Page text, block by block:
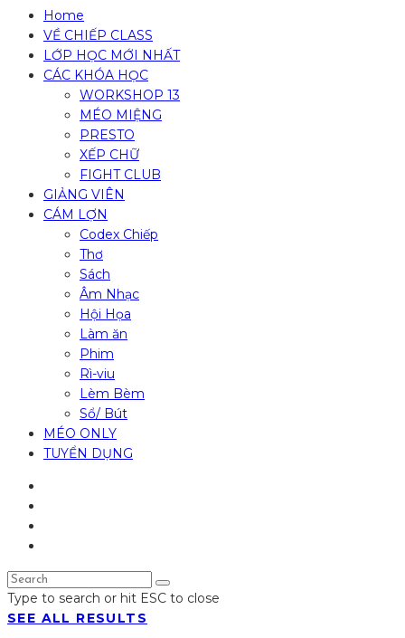
Home
VỀ CHIẾP CLASS
LỚP HỌC MỚI NHẤT
CÁC KHÓA HỌC
WORKSHOP 13
MÉO MIỆNG
PRESTO
XẾP CHỮ
FIGHT CLUB
GIẢNG VIÊN
CÁM LỢN
Codex Chiếp
Thơ
Sách
Âm Nhạc
Hội Họa
Làm ăn
Phim
Rì-viu
Lèm Bèm
Sổ/ Bút
MÉO ONLY
TUYỂN DỤNG
Type to search or hit ESC to close
SEE ALL RESULTS